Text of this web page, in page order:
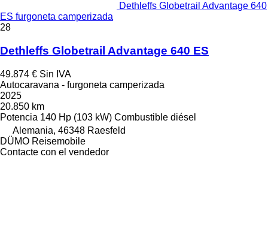
Dethleffs Globetrail Advantage 640
ES furgoneta camperizada
28
Dethleffs Globetrail Advantage 640 ES
49.874 € Sin IVA
Autocaravana - furgoneta camperizada
2025
20.850 km
Potencia 140 Hp (103 kW) Combustible diésel
Alemania, 46348 Raesfeld
DÜMO Reisemobile
Contacte con el vendedor